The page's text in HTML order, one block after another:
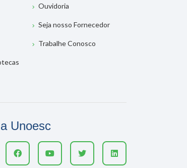
Ouvidoria
Seja nosso Fornecedor
Trabalhe Conosco
Unoesc